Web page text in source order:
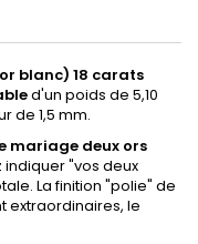
blanc) 18 carats
d'un poids de 5,10
de 1,5 mm.
mariage deux ors
"vos deux
La finition "polie" de
extraordinaires, le